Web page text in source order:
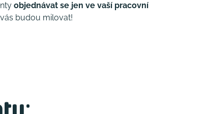
objednávat se jen ve vaší pracovní
budou milovat!